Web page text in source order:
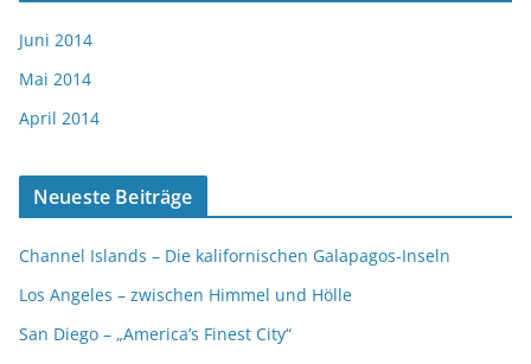
Juni 2014
Mai 2014
April 2014
Neueste Beiträge
Channel Islands – Die kalifornischen Galapagos-Inseln
Los Angeles – zwischen Himmel und Hölle
San Diego – „America’s Finest City“